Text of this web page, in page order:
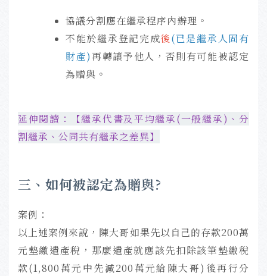
協議分割應在繼承程序內辦理。
不能於繼承登記完成後(已是繼承人固有
財產)再轉讓予他人，否則有可能被認定
為贈與。
延伸閱讀：【繼承代書及平均繼承(一般繼承)、分
割繼承、公同共有繼承之差異】
三、如何被認定為贈與?
案例：
以上述案例來說，陳大哥如果先以自己的存款200萬
元墊繳遺產稅，那麼遺產就應該先扣除該筆墊繳稅
款(1,800萬元中先減200萬元給陳大哥)後再行分